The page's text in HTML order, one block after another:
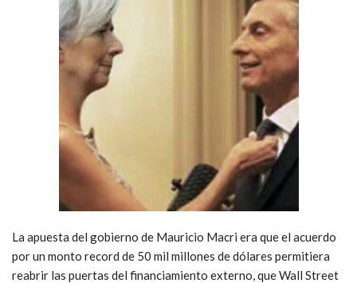
La apuesta del gobierno de Mauricio Macri era que el acuerdo
por un monto record de 50 mil millones de dólares permitiera
reabrir las puertas del financiamiento externo, que Wall Street